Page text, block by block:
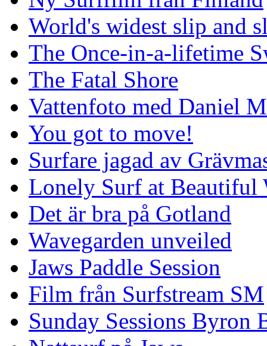
World's widest slip and
The Once-in-a-lifetime
The Fatal Shore
Vattenfoto med Daniel
You got to move!
Surfare jagad av
Lonely Surf at Beautiful
Det är bra på Gotland
Wavegarden unveiled
Jaws Paddle Session
Film från Surfstream SM
Sunday Sessions Byron